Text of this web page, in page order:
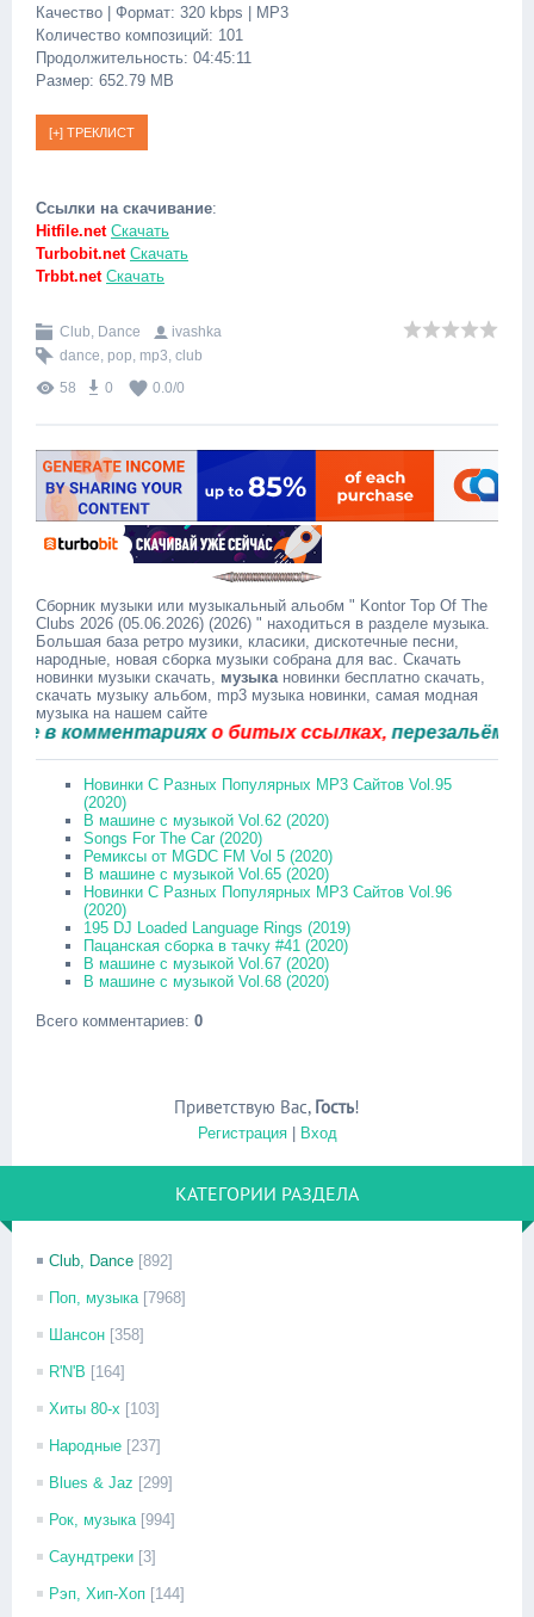
Качество | Формат: 320 kbps | MP3
Количество композиций: 101
Продолжительность: 04:45:11
Размер: 652.79 MB
Ссылки на скачивание:
Hitfile.net Скачать
Turbobit.net Скачать
Trbbt.net Скачать
Club, Dance
ivashka
dance, pop, mp3, club
58
0 0.0/0
Сборник музыки или музыкальный альобм " Kontor Top Of The
Clubs 2026 (05.06.2026) (2026) " находиться в разделе музыка.
Большая база ретро музики, класики, дискотечные песни,
народные, новая сборка музыки собрана для вас. Скачать
новинки музыки скачать, музыкановинки бесплатно скачать,
скачать музыку альбом, mp3 музыка новинки, самая модная
музыка на нашем сайте
комментарияхо битых ссылках,перезальём
Новинки С Разных Популярных MP3 Сайтов Vol.95
(2020)
В машине с музыкой Vol.62 (2020)
Songs For The Car (2020)
Ремиксы от MGDC FM Vol 5 (2020)
В машине с музыкой Vol.65 (2020)
Новинки С Разных Популярных MP3 Сайтов Vol.96
(2020)
195 DJ Loaded Language Rings (2019)
Пацанская сборка в тачку #41 (2020)
В машине с музыкой Vol.67 (2020)
В машине с музыкой Vol.68 (2020)
Всего комментариев: 0
Приветствую Вас, Гость!
Регистрация| Вход
КАТЕГОРИИ РАЗДЕЛА
Club, Dance [892]
Поп, музыка [7968]
Шансон [358]
R'N'B [164]
Хиты 80-х [103]
Народные [237]
Blues & Jaz [299]
Рок, музыка [994]
Саундтреки [3]
Рэп, Хип-Хоп [144]